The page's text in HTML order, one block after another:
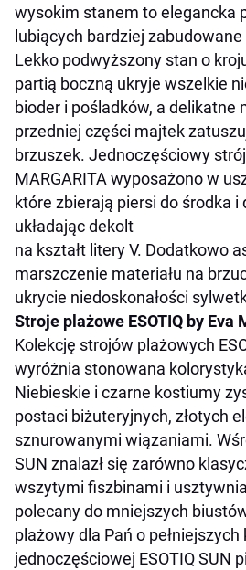
wysokim stanem to elegancka
lubiących bardziej
Lekko podwyższony stan o
partią boczną ukryje wszelkie
bioder i pośladków, a delikatne
przedniej części majtek
brzuszek. Jednoczęściowy
MARGARITA wyposażono w
które zbierają piersi do środka i
układając dekolt
na kształt litery V. Dodatkowo
marszczenie materiału na
ukrycie niedoskonałości
Stroje plażowe ESOTIQ by Eva
Kolekcję strojów plażowych
wyróżnia stonowana
Niebieskie i czarne kostiumy
postaci biżuteryjnych, złotych
sznurowanymi wiązaniami.
SUN znalazł się zarówno
wszytymi fiszbinami i
polecany do mniejszych
plażowy dla Pań o
jednoczęściowej ESOTIQ SUN